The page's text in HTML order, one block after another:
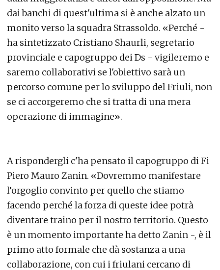
dai banchi di quest'ultima si è anche alzato un
monito verso la squadra Strassoldo. «Perché -
ha sintetizzato Cristiano Shaurli, segretario
provinciale e capogruppo dei Ds - vigileremo e
saremo collaborativi se l'obiettivo sarà un
percorso comune per lo sviluppo del Friuli, non
se ci accorgeremo che si tratta di una mera
operazione di immagine».
A rispondergli c'ha pensato il capogruppo di Fi
Piero Mauro Zanin. «Dovremmo manifestare
l’orgoglio convinto per quello che stiamo
facendo perché la forza di queste idee potrà
diventare traino per il nostro territorio. Questo
è un momento importante ha detto Zanin -, è il
primo atto formale che dà sostanza a una
collaborazione, con cui i friulani cercano di